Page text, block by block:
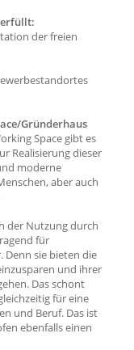
der freien
Gründerhaus
Space gibt es
Realisierung dieser
moderne
aber auch
der Nutzung durch
für
Denn sie bieten die
und ihrer
Das schont
für eine
und Beruf. Das ist
ebenfalls einen